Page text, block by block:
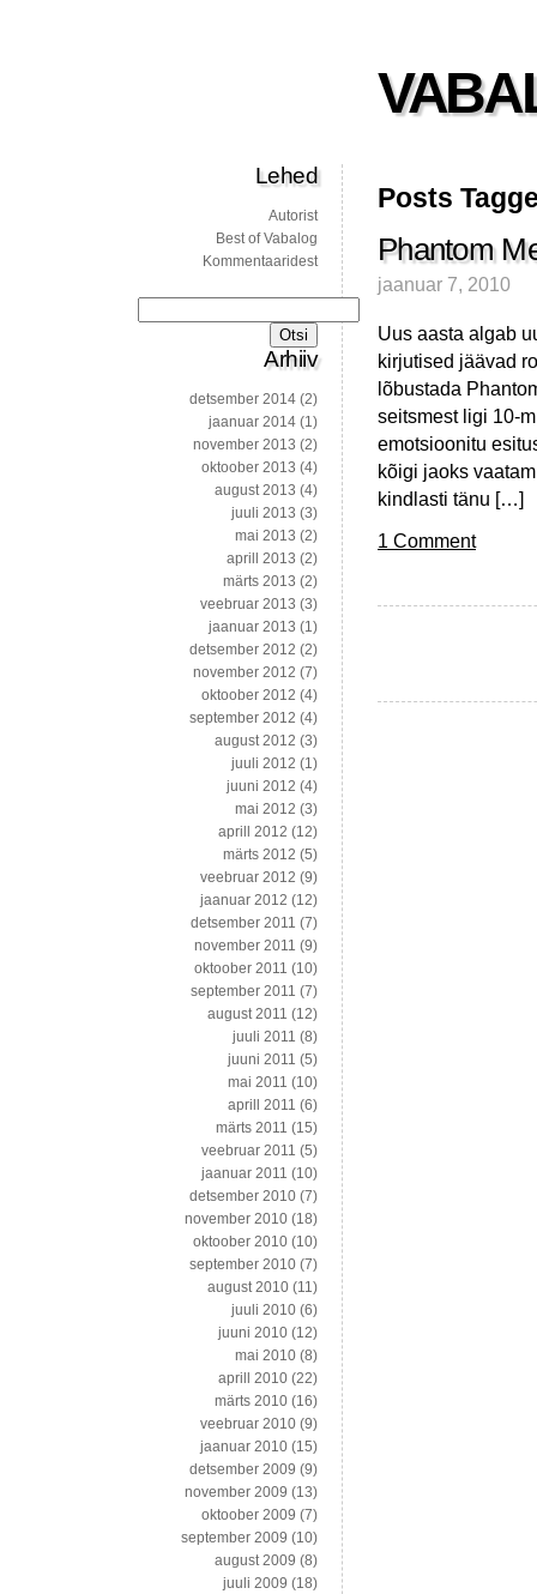
Posts
Phantom
jaanuar 7, 2010
Uus aasta algab
kirjutised jäävad
lõbustada
seitsmest ligi 10-
emotsioonitu
kõigi jaoks
kindlasti tänu […]
1 Comment
Lehed
Autorist
Best of Vabalog
Kommentaaridest
Arhiiv
detsember 2014 (2)
jaanuar 2014 (1)
november 2013 (2)
oktoober 2013 (4)
august 2013 (4)
juuli 2013 (3)
mai 2013 (2)
aprill 2013 (2)
märts 2013 (2)
veebruar 2013 (3)
jaanuar 2013 (1)
detsember 2012 (2)
november 2012 (7)
oktoober 2012 (4)
september 2012 (4)
august 2012 (3)
juuli 2012 (1)
juuni 2012 (4)
mai 2012 (3)
aprill 2012 (12)
märts 2012 (5)
veebruar 2012 (9)
jaanuar 2012 (12)
detsember 2011 (7)
november 2011 (9)
oktoober 2011 (10)
september 2011 (7)
august 2011 (12)
juuli 2011 (8)
juuni 2011 (5)
mai 2011 (10)
aprill 2011 (6)
märts 2011 (15)
veebruar 2011 (5)
jaanuar 2011 (10)
detsember 2010 (7)
november 2010 (18)
oktoober 2010 (10)
september 2010 (7)
august 2010 (11)
juuli 2010 (6)
juuni 2010 (12)
mai 2010 (8)
aprill 2010 (22)
märts 2010 (16)
veebruar 2010 (9)
jaanuar 2010 (15)
detsember 2009 (9)
november 2009 (13)
oktoober 2009 (7)
september 2009 (10)
august 2009 (8)
juuli 2009 (18)